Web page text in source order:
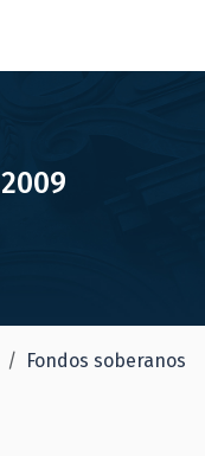
Fondos soberanos